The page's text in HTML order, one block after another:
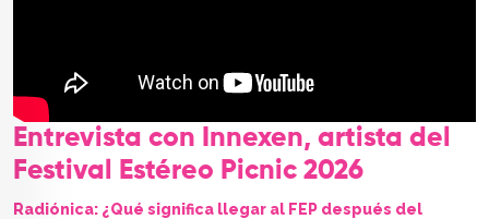
Entrevista con Innexen, artista del
Festival Estéreo Picnic 2026
Radiónica: ¿Qué significa llegar al FEP después del